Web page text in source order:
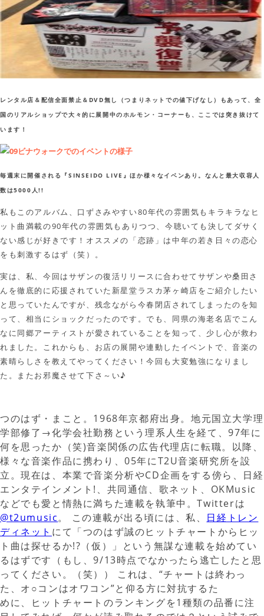
レンタル店＆配信全面禁止＆DVD無し（つまりネットでの値下げなし）もあって、全
国のリアルショップで大々的に展開中のホルモン・コーナーも、ここでは突き抜けて
います！
毎週末に開催される『SINSEIDO LIVE』ほか様々なイベンあり。なんと最大収容人
数は5000人!!
私もこのアルバム、口ずさみやすい80年代の雰囲気もキラキラなヒ
ット曲満載の90年代の雰囲気もありつつ、今聴いても決してダサく
ない感じが好きです！オススメの「恋跡」は中年の若き日々の恋心
をも刺激するはず（笑）。
実は、私、今回はサザンの復活リリースに合わせてサザンや桑田さ
んを徹底的に応援されていた新星堂ラスカ茅ヶ崎店をご紹介したい
と思っていたんですが、残念ながら今春閉店されてしまったのを知
って、相当にショックだったのです。でも、同県の海老名店でこん
なに同郷アーティストが愛されていることを知って、少し心が救わ
れました。これからも、お店の展開や連動したイベントで、音楽の
素晴らしさを教えてやってください！今回も大変勉強になりまし
た。またお邪魔させて下さ～い♪
つのはず・まこと。1968年京都府出身。地元国立大学理
学部修了→化学会社勤務という理系人生を経て、97年に
何を思ったか（笑)音楽関係の広告代理店に転職。以降、
様々な音楽作品に携わり、05年にT2U音楽研究所を設
立。現在は、本業で音楽分析やCD企画をする傍ら、日経
エンタテインメント!、共同通信、歌ネット、OKMusic
などでも愛と情熱に満ちた連載を執筆中。Twitterは
@t2umusic。 この連載が出る頃には、私、 日経トレン
ディネット にて「つのはず誠のヒットチャートからヒッ
ト曲は探せるか!?（仮）」という無謀な連載を始めてい
るはずです（もし、9/13時点でなかったら逃亡したと思
ってください。（笑）） これは、“チャートは終わっ
た、オ○コンはオワコン”と仰る方に対抗するた
めに、ヒットチャートのランキングを1種類の品番に注